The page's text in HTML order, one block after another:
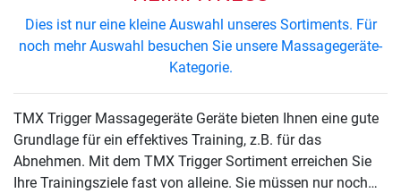
Dies ist nur eine kleine Auswahl unseres Sortiments. Für
noch mehr Auswahl besuchen Sie unsere Massagegeräte-
Kategorie.
TMX Trigger Massagegeräte Geräte bieten Ihnen eine gute
Grundlage für ein effektives Training, z.B. für das
Abnehmen. Mit dem TMX Trigger Sortiment erreichen Sie
Ihre Trainingsziele fast von alleine. Sie müssen nur noch